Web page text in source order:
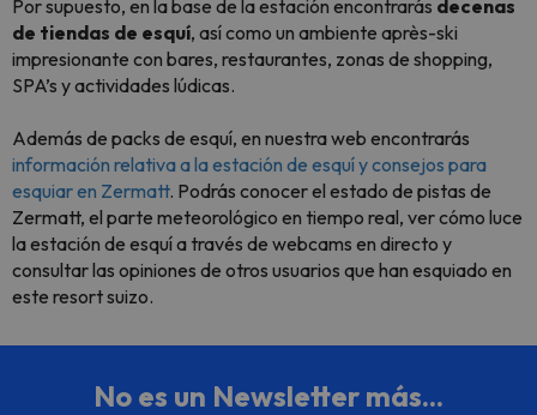
Por supuesto, en la base de la estación encontrarás decenas
de tiendas de esquí, así como un ambiente après-ski
impresionante con bares, restaurantes, zonas de shopping,
SPA’s y actividades lúdicas.
Además de packs de esquí, en nuestra web encontrarás
información relativa a la estación de esquí y consejos para
esquiar en Zermatt. Podrás conocer el estado de pistas de
Zermatt, el parte meteorológico en tiempo real, ver cómo luce
la estación de esquí a través de webcams en directo y
consultar las opiniones de otros usuarios que han esquiado en
este resort suizo.
No es un Newsletter más...